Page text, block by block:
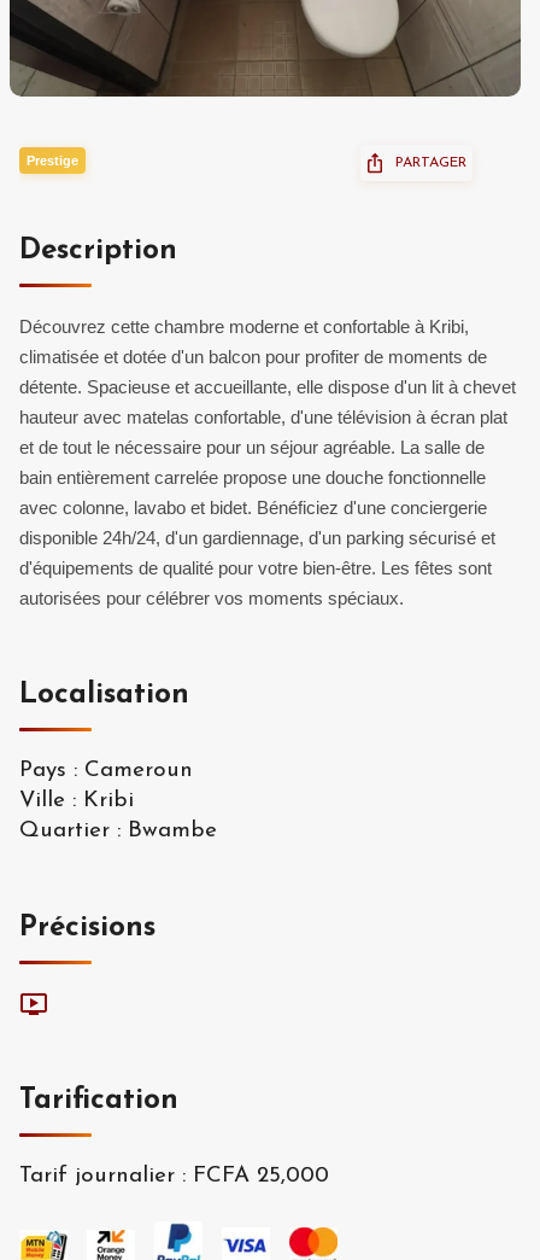
Prestige PARTAGER
Description
Découvrez cette chambre moderne et confortable à Kribi,
climatisée et dotée d'un balcon pour profiter de moments de
détente. Spacieuse et accueillante, elle dispose d'un lit à chevet
hauteur avec matelas confortable, d'une télévision à écran plat
et de tout le nécessaire pour un séjour agréable. La salle de
bain entièrement carrelée propose une douche fonctionnelle
avec colonne, lavabo et bidet. Bénéficiez d'une conciergerie
disponible 24h/24, d'un gardiennage, d'un parking sécurisé et
d'équipements de qualité pour votre bien-être. Les fêtes sont
autorisées pour célébrer vos moments spéciaux.
Localisation
Pays : Cameroun
Ville : Kribi
Quartier : Bwambe
Précisions
Tarification
Tarif journalier : FCFA 25,000